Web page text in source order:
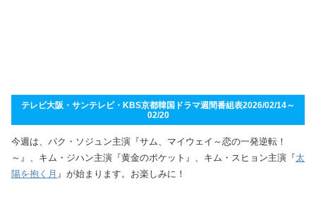
テレビ大阪・サンテレビ・KBS京都韓国ドラマ週間番組表2026/02/14～
02/20
今週は、パク・ソジュン主演『サム、マイウェイ～恋の一発逆転！
～』、キム・ジハン主演『黄金のポケット』、キム・スヒョン主演『太
陽を抱く月 』が始まります。お楽しみに！